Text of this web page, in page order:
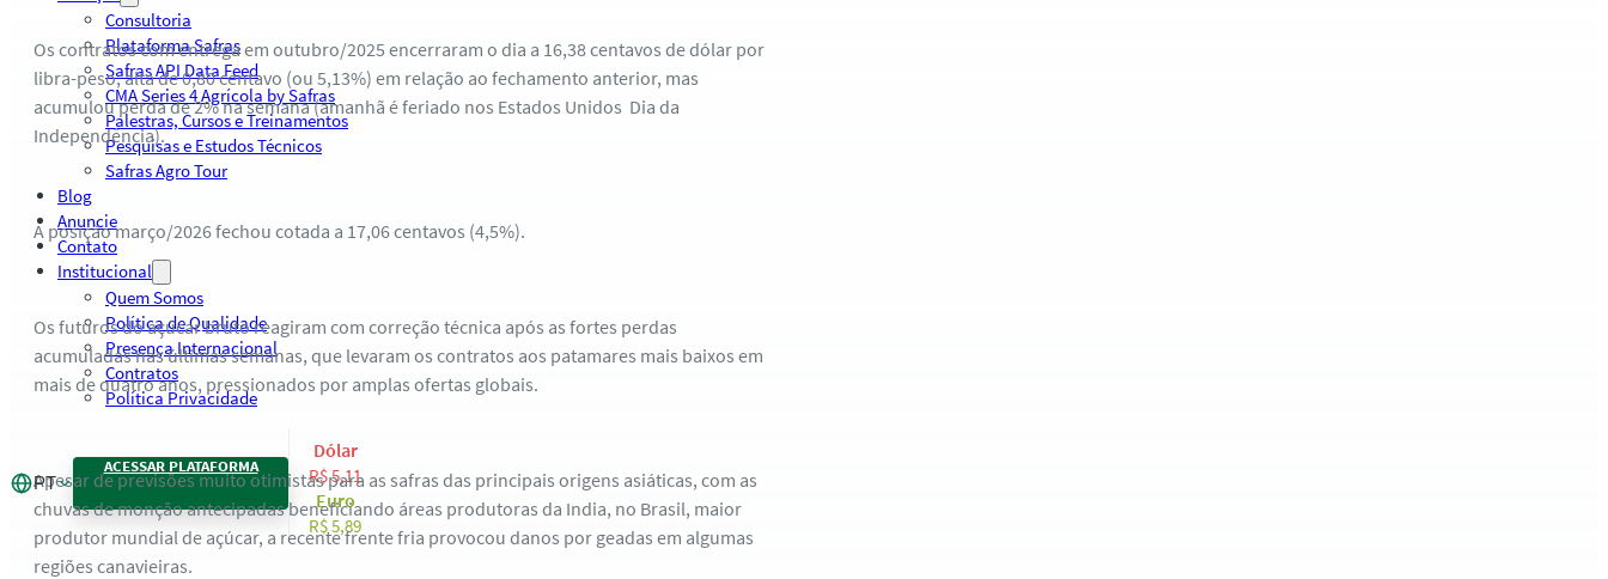
Consultoria
Plataforma Safras
Safras API Data Feed
CMA Series 4 Agrícola by Safras
Palestras, Cursos e Treinamentos
Pesquisas e Estudos Técnicos
Safras Agro Tour
Blog
Anuncie
Contato
Institucional
Quem Somos
Política de Qualidade
Presença Internacional
Contratos
Política Privacidade
PT
ACESSAR PLATAFORMA
Dólar
R$ 5,11
Euro
R$ 5,89
Os contratos com entrega em outubro/2025 encerraram o dia a 16,38 centavos de dólar por
libra-peso, alta de 0,80 centavo (ou 5,13%) em relação ao fechamento anterior, mas
acumulou perda de 2% na semana (amanhã é feriado nos Estados Unidos Dia da
Independência).
A posição março/2026 fechou cotada a 17,06 centavos (4,5%).
Os futuros do açúcar bruto reagiram com correção técnica após as fortes perdas
acumuladas nas últimas semanas, que levaram os contratos aos patamares mais baixos em
mais de quatro anos, pressionados por amplas ofertas globais.
Apesar de previsões muito otimistas para as safras das principais origens asiáticas, com as
chuvas de monção antecipadas beneficiando áreas produtoras da India, no Brasil, maior
produtor mundial de açúcar, a recente frente fria provocou danos por geadas em algumas
regiões canavieiras.